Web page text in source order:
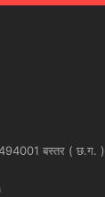
बस्तर ( छ.ग. )